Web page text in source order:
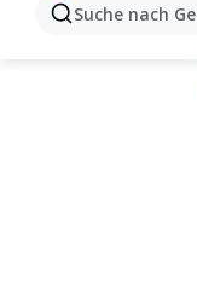
Suche nach